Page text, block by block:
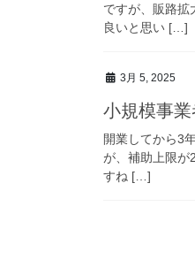
ですが、販路拡
良いと思い […]
3月 5, 2025
小規模事
開業してから3
が、補助上限が
すね […]